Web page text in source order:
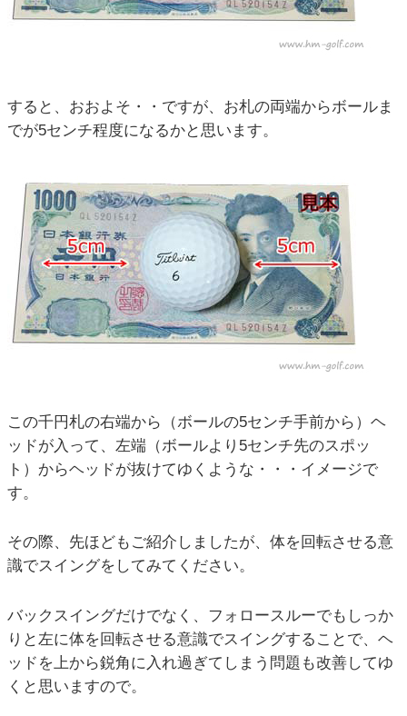
すると、おおよそ・・ですが、お札の両端からボールま
でが5センチ程度になるかと思います。
この千円札の右端から（ボールの5センチ手前から）ヘ
ッドが入って、左端（ボールより5センチ先のスポッ
ト）からヘッドが抜けてゆくような・・・イメージで
す。
その際、先ほどもご紹介しましたが、体を回転させる意
識でスイングをしてみてください。
バックスイングだけでなく、フォロースルーでもしっか
りと左に体を回転させる意識でスイングすることで、ヘ
ッドを上から鋭角に入れ過ぎてしまう問題も改善してゆ
くと思いますので。